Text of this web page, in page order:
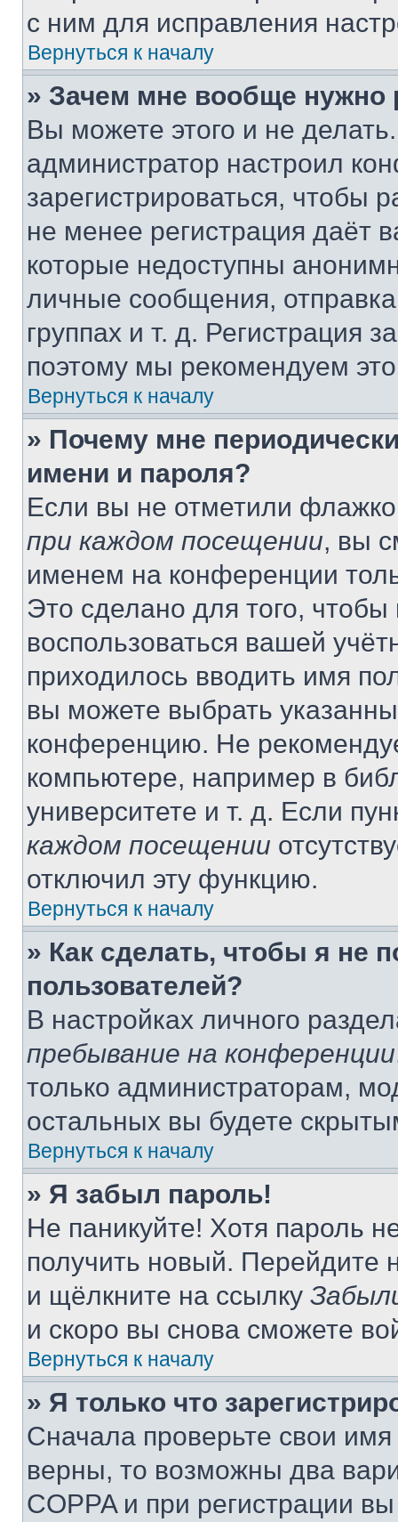
с ним для исправления
Вернуться к началу
» Зачем мне вообще нужно
Вы можете этого и не
администратор настроил
зарегистрироваться, чтобы
не менее регистрация даёт
которые недоступны
личные сообщения,
группах и т. д. Регистрация
поэтому мы рекомендуем
Вернуться к началу
» Почему мне
имени и пароля?
Если вы не отметили
при каждом посещении, вы
именем на конференции
Это сделано для того, чтобы
воспользоваться вашей
приходилось вводить имя
вы можете выбрать
конференцию. Не
компьютере, например в
университете и т. д. Если
каждом посещении
отключил эту функцию.
Вернуться к началу
» Как сделать, чтобы я не
пользователей?
В настройках личного
пребывание на конференции
только администраторам,
остальных вы будете
Вернуться к началу
» Я забыл пароль!
Не паникуйте! Хотя пароль
получить новый. Перейдите
и щёлкните на ссылку
и скоро вы снова сможете
Вернуться к началу
» Я только что
Сначала проверьте свои
верны, то возможны два
COPPA и при регистрации